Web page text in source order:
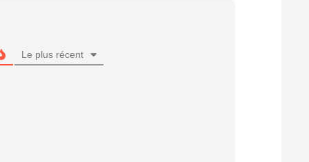
Le plus récent